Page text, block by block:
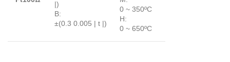
|)
B:
±(0.3 0.005 | t |)
0 ~ 350ºC
H:
0 ~ 650ºC